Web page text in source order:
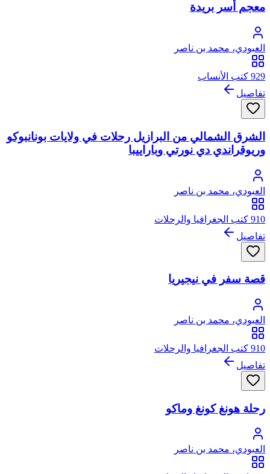
معجم أسر بريدة
العبودي، محمد بن ناصر
929 كتب الأنساب
تفاصيل
الشرق الشمالي من البرازيل رحلات في ولايات بونانبوكو
وريوقراندي دي نورتي وباراييبا
العبودي، محمد بن ناصر
910 كتب الجغرافيا والرحلات
تفاصيل
قصة سفر في نيجيريا
العبودي، محمد بن ناصر
910 كتب الجغرافيا والرحلات
تفاصيل
رحلة هونغ كونغ وماكو
العبودي، محمد بن ناصر